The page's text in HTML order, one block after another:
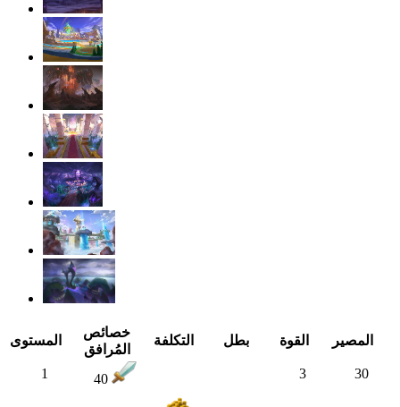
المستوى
خصائص
المُرافق
التكلفة بطل القوة المصير
1 40 3 30